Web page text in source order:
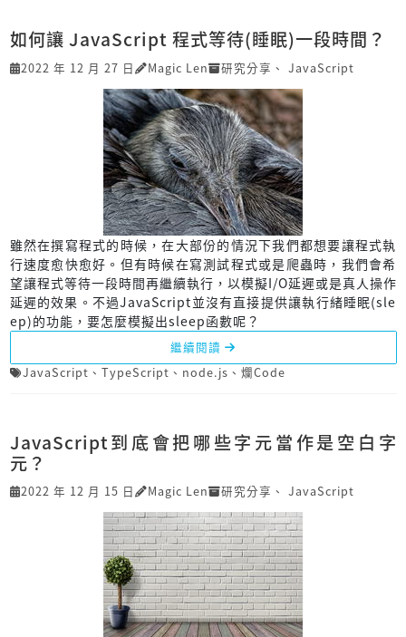
如何讓 JavaScript 程式等待(睡眠)一段時間？
2022 年 12 月 27 日 Magic Len 研究分享 、 JavaScript
雖然在撰寫程式的時候，在大部份的情況下我們都想要讓程式執
行速度愈快愈好。但有時候在寫測試程式或是爬蟲時，我們會希
望讓程式等待一段時間再繼續執行，以模擬I/O延遲或是真人操作
延遲的效果。不過JavaScript並沒有直接提供讓執行緒睡眠(sle
ep)的功能，要怎麼模擬出sleep函數呢？
繼續閱讀
JavaScript 、 TypeScript 、 node.js 、 爛Code
JavaScript到底會把哪些字元當作是空白字
元？
2022 年 12 月 15 日 Magic Len 研究分享 、 JavaScript